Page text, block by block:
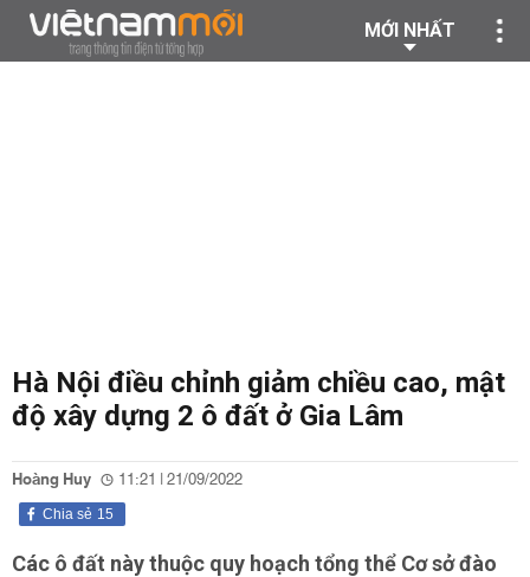
MỚI NHẤT
Hà Nội điều chỉnh giảm chiều cao, mật
độ xây dựng 2 ô đất ở Gia Lâm
Hoàng Huy 11:21 | 21/09/2022
15
Chia sẻ
Các ô đất này thuộc quy hoạch tổng thể Cơ sở đào